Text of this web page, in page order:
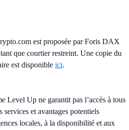
est proposée par Foris DAX
que courtier restreint. Une copie du
est disponible ici.
Level Up ne garantit pas l’accès à tous
services et avantages potentiels
locales, à la disponibilité et aux